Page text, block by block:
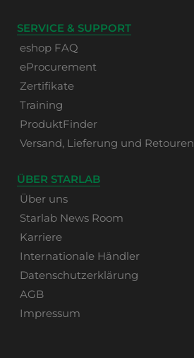
SERVICE & SUPPORT
eshop FAQ
eProcurement
Zertifikate
Training
ProduktFinder
Versand, Lieferung und Retouren
ÜBER STARLAB
Über uns
Starlab News Room
Karriere
Internationale Händler
Datenschutzerklärung
AGB
Impressum